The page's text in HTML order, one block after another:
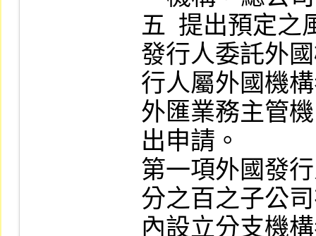
五  提出預定之
發行人委託外
行人屬外國機
外匯業務主管
出申請。
第一項外國發
分之百之子公
內設立分支機